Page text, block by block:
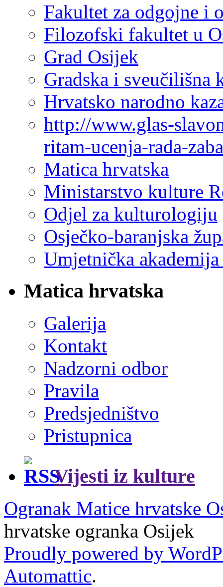
Fakultet za odgojne i
Filozofski fakultet u
Grad Osijek
Gradska i sveučilišna
Hrvatsko narodno
http://www.glas-
ritam-ucenja-rada-
Matica hrvatska
Ministarstvo kulture
Odjel za kulturologiju
Osječko-baranjska
Umjetnička
Matica hrvatska
Galerija
Kontakt
Nadzorni odbor
Pravila
Predsjedništvo
Pristupnica
Vijesti iz kulture
Ogranak Matice hrvatske
hrvatske ogranka Osijek
Proudly powered by
Automattic.